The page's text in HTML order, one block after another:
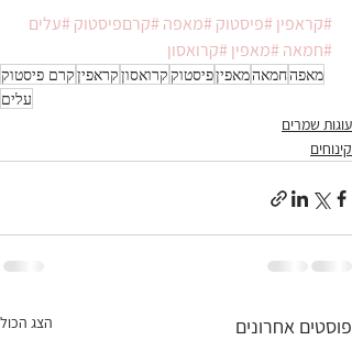
#קראפין#פיסטוק#מאפה#קרםפיסטוק#עלים
#חמאה#מאפין#קרואסון
מאפהחמאהמאפיןפיסטוקקרואסוןקראפיןקרם פיסטוק
עלים
עוגות שמרים
קינוחים
פוסטים אחרונים הצג הכול